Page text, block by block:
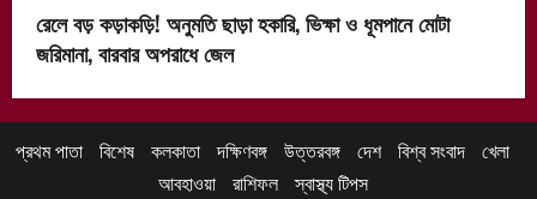
রেলে বড় কড়াকড়ি! অনুমতি ছাড়া হকারি, ভিক্ষা ও ধূমপানে মোটা
জরিমানা, বারবার অপরাধে জেল
প্রথম পাতা বিশেষ কলকাতা দক্ষিণবঙ্গ উত্তরবঙ্গ দেশ বিশ্ব সংবাদ খেলা
আবহাওয়া
রাশিফল স্বাস্থ্য টিপস